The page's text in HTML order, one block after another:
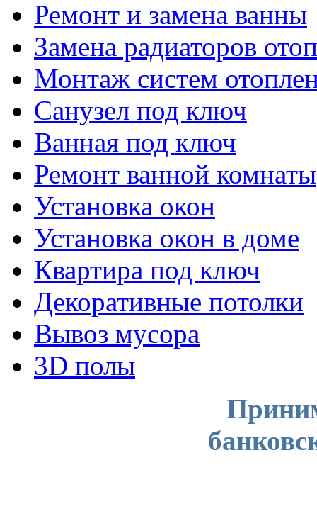
Ремонт и замена ванны
Замена радиаторов
Монтаж систем
Санузел под ключ
Ванная под ключ
Ремонт ванной комнаты
Установка окон
Установка окон в доме
Квартира под ключ
Декоративные потолки
Вывоз мусора
3D полы